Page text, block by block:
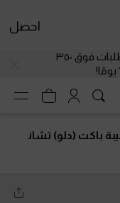
فوق ٣٥٠
باكت (دلو) تشان
احصل